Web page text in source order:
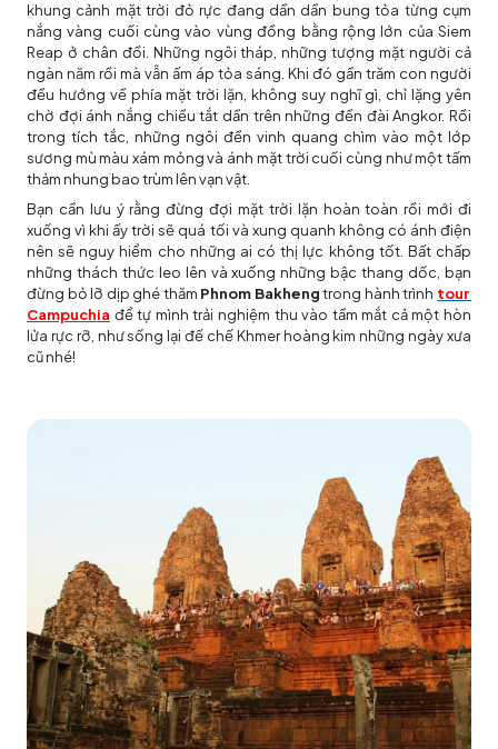
khung cảnh mặt trời đỏ rực đang dần dần bung tỏa từng cụm
nắng vàng cuối cùng vào vùng đồng bằng rộng lớn của Siem
Reap ở chân đồi. Những ngôi tháp, những tượng mặt người cả
ngàn năm rồi mà vẫn ấm áp tỏa sáng. Khi đó gần trăm con người
đều hướng về phía mặt trời lặn, không suy nghĩ gì, chỉ lặng yên
chờ đợi ánh nắng chiều tắt dần trên những đền đài Angkor. Rồi
trong tích tắc, những ngôi đền vinh quang chìm vào một lớp
sương mù màu xám mỏng và ánh mặt trời cuối cùng như một tấm
thảm nhung bao trùm lên vạn vật.
Bạn cần lưu ý rằng đừng đợi mặt trời lặn hoàn toàn rồi mới đi
xuống vì khi ấy trời sẽ quá tối và xung quanh không có ánh điện
nên sẽ nguy hiểm cho những ai có thị lực không tốt. Bất chấp
những thách thức leo lên và xuống những bậc thang dốc, bạn
đừng bỏ lỡ dịp ghé thăm Phnom Bakhengtrong hành trình tour
Campuchia để tự mình trải nghiệm thu vào tầm mắt cả một hòn
lửa rực rỡ, như sống lại đế chế Khmer hoàng kim những ngày xưa
cũ nhé!